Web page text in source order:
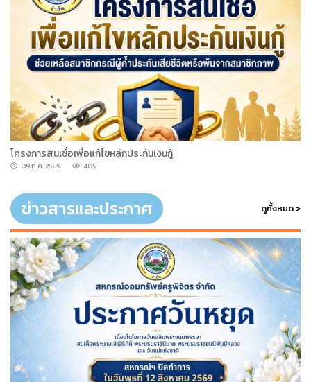
โครงการสินเชื่อเพื่อแก้ไขหลักประกันเงินกู้
09 ก.ค. 2569 405
ข่าวสารและประกาศ ดูทั้งหมด >